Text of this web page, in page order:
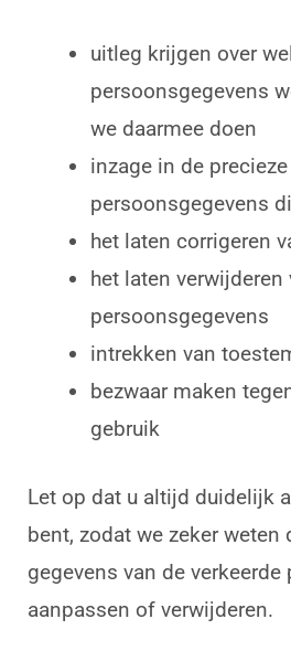
uitleg krijgen over
persoonsgegevens
we daarmee doen
inzage in de precieze
persoonsgegevens
het laten corrigeren
het laten verwijderen
persoonsgegevens
intrekken van
bezwaar maken
gebruik
Let op dat u altijd duidelijk
bent, zodat we zeker weten
gegevens van de verkeerde
aanpassen of verwijderen.